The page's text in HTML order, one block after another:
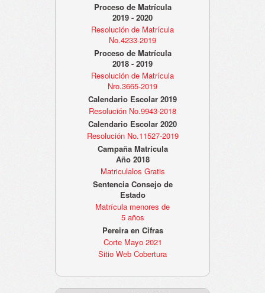
Proceso de Matrícula
2019 - 2020
Resolución de Matrícula
No.4233-2019
Proceso de Matrícula
2018 - 2019
Resolución de Matrícula
Nro.3665-2019
Calendario Escolar 2019
Resolución No.9943-2018
Calendario Escolar 2020
Resolución No.11527-2019
Campaña Matrícula
Año 2018
Matriculalos Gratis
Sentencia Consejo de
Estado
Matrícula menores de
5 años
Pereira en Cifras
Corte Mayo 2021
Sitio Web Cobertura